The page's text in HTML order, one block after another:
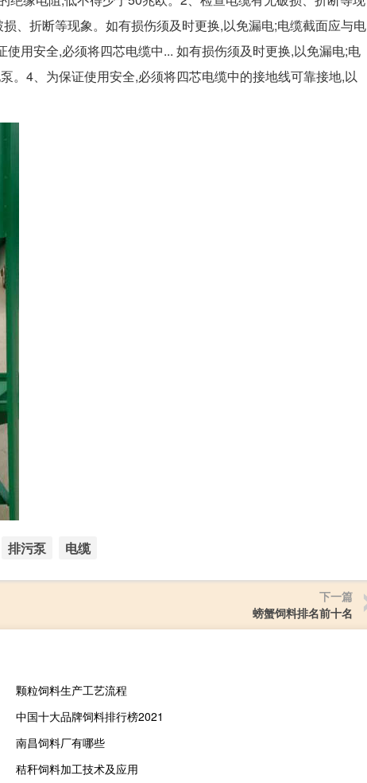
、折断等现象。如有损伤须及时更换,以免漏电;电缆截面应与电
用安全,必须将四芯电缆中... 如有损伤须及时更换,以免漏电;电
。4、为保证使用安全,必须将四芯电缆中的接地线可靠接地,以
排污泵 电缆
下一篇
螃蟹饲料排名前十名
颗粒饲料生产工艺流程
中国十大品牌饲料排行榜2021
南昌饲料厂有哪些
秸秆饲料加工技术及应用